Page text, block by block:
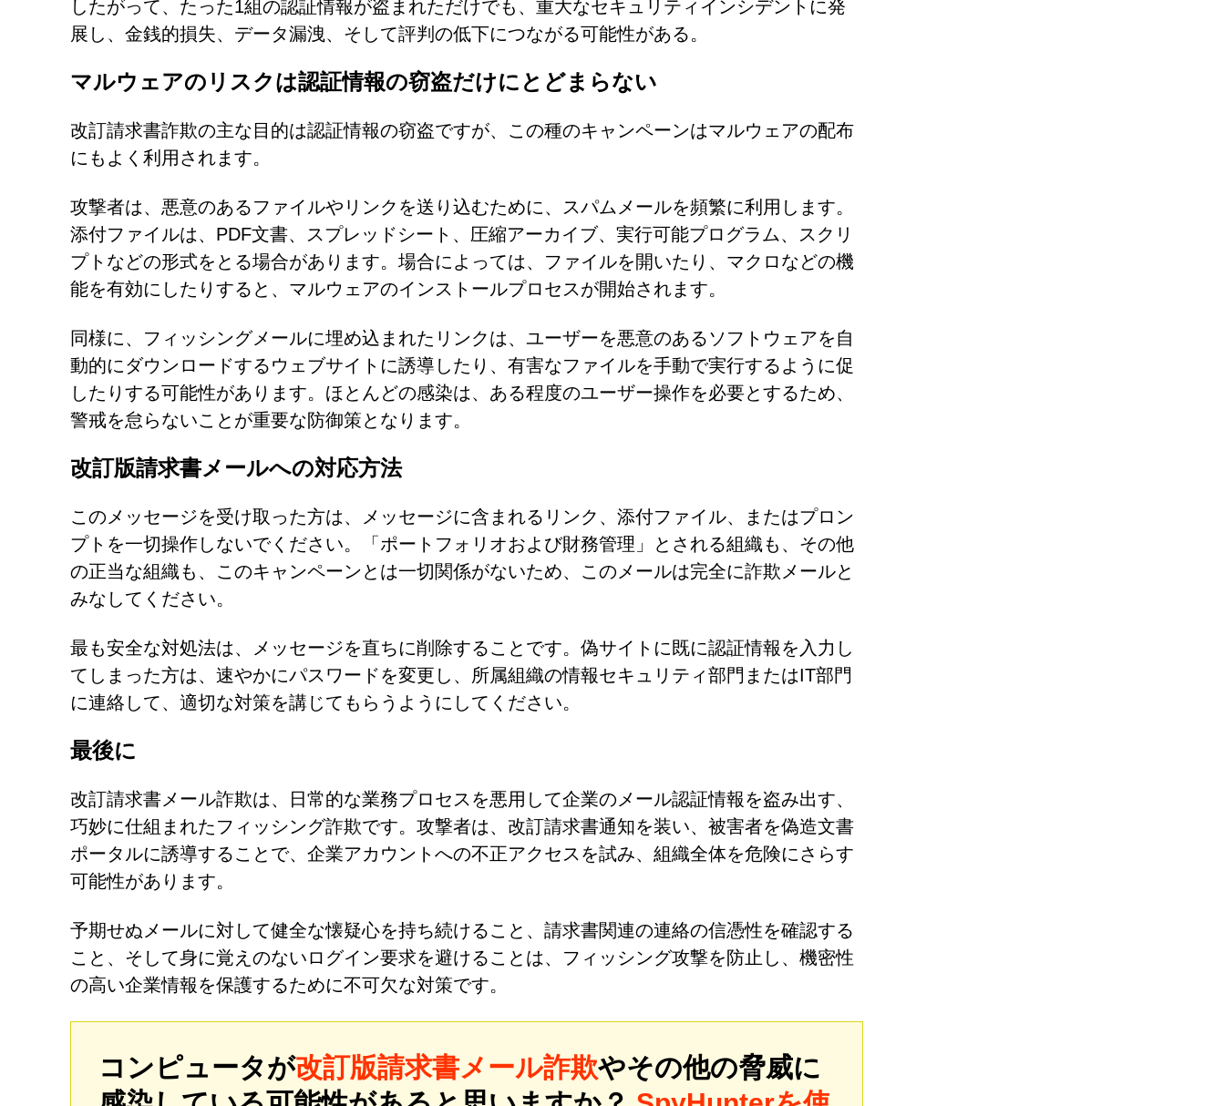
したがって、たった1組の認証情報が盗まれただけでも、重大なセキュリティインシデントに発
展し、金銭的損失、データ漏洩、そして評判の低下につながる可能性がある。
マルウェアのリスクは認証情報の窃盗だけにとどまらない
改訂請求書詐欺の主な目的は認証情報の窃盗ですが、この種のキャンペーンはマルウェアの配布
にもよく利用されます。
攻撃者は、悪意のあるファイルやリンクを送り込むために、スパムメールを頻繁に利用します。
添付ファイルは、PDF文書、スプレッドシート、圧縮アーカイブ、実行可能プログラム、スクリ
プトなどの形式をとる場合があります。場合によっては、ファイルを開いたり、マクロなどの機
能を有効にしたりすると、マルウェアのインストールプロセスが開始されます。
同様に、フィッシングメールに埋め込まれたリンクは、ユーザーを悪意のあるソフトウェアを自
動的にダウンロードするウェブサイトに誘導したり、有害なファイルを手動で実行するように促
したりする可能性があります。ほとんどの感染は、ある程度のユーザー操作を必要とするため、
警戒を怠らないことが重要な防御策となります。
改訂版請求書メールへの対応方法
このメッセージを受け取った方は、メッセージに含まれるリンク、添付ファイル、またはプロン
プトを一切操作しないでください。「ポートフォリオおよび財務管理」とされる組織も、その他
の正当な組織も、このキャンペーンとは一切関係がないため、このメールは完全に詐欺メールと
みなしてください。
最も安全な対処法は、メッセージを直ちに削除することです。偽サイトに既に認証情報を入力し
てしまった方は、速やかにパスワードを変更し、所属組織の情報セキュリティ部門またはIT部門
に連絡して、適切な対策を講じてもらうようにしてください。
最後に
改訂請求書メール詐欺は、日常的な業務プロセスを悪用して企業のメール認証情報を盗み出す、
巧妙に仕組まれたフィッシング詐欺です。攻撃者は、改訂請求書通知を装い、被害者を偽造文書
ポータルに誘導することで、企業アカウントへの不正アクセスを試み、組織全体を危険にさらす
可能性があります。
予期せぬメールに対して健全な懐疑心を持ち続けること、請求書関連の連絡の信憑性を確認する
こと、そして身に覚えのないログイン要求を避けることは、フィッシング攻撃を防止し、機密性
の高い企業情報を保護するために不可欠な対策です。
コンピュータが改訂版請求書メール詐欺やその他の脅威に